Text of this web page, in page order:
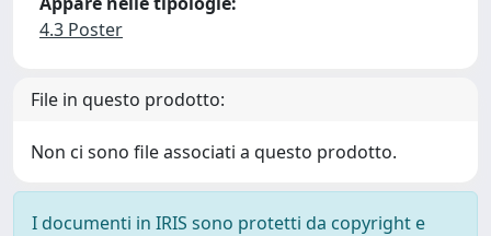
4.3 Poster
File in questo prodotto:
Non ci sono file associati a questo prodotto.
I documenti in IRIS sono protetti da copyright e